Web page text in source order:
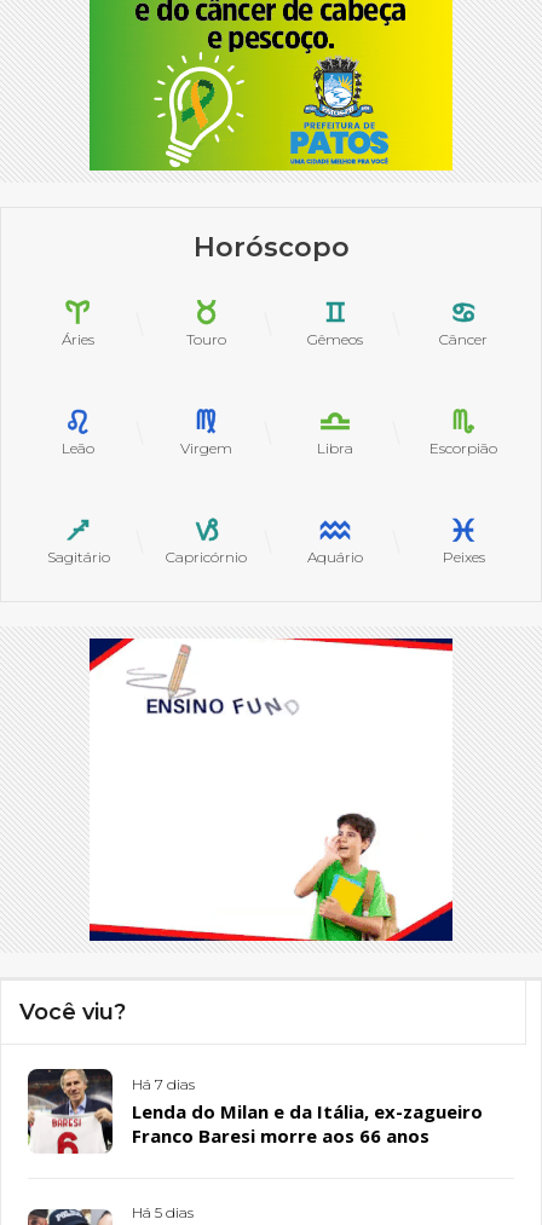
Horóscopo
Áries Touro Gêmeos Câncer
Leão Virgem Libra Escorpião
Sagitário Capricórnio Aquário Peixes
Você viu?
Há 7 dias
Lenda do Milan e da Itália, ex-zagueiro
Franco Baresi morre aos 66 anos
Há 5 dias